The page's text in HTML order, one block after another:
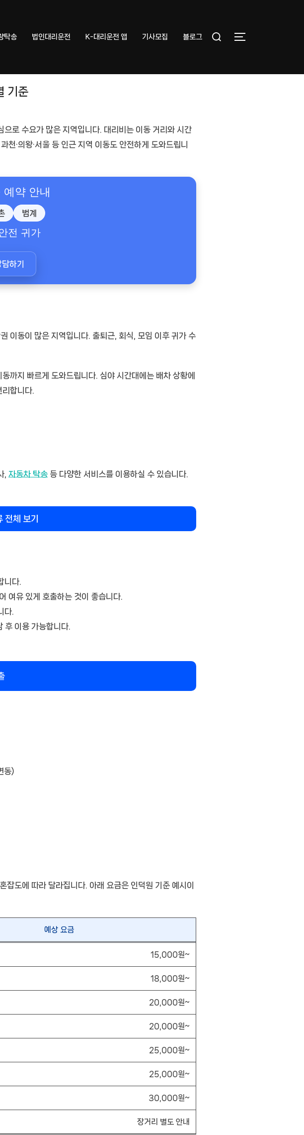
탁송 법인대리운전 K-대리운전 앱 기사모집 블로그
Search
TOGGLE
기준
으로 수요가 많은 지역입니다. 대리비는 이동 거리와 시간
·의왕·서울 등 인근 지역 이동도 안전하게 도와드립니
예약 안내
범계
전 귀가
하기
이동이 많은 지역입니다. 출퇴근, 회식, 모임 이후 귀가 수
까지 빠르게 도와드립니다. 심야 시간대에는 배차 상황에
합니다.
, 자동차 탁송 등 다양한 서비스를 이용하실 수 있습니다.
전체 보기
니다.
여유 있게 호출하는 것이 좋습니다.
다.
후 이용 가능합니다.
동)
잡도에 따라 달라집니다. 아래 요금은 인덕원 기준 예시 이
예상 요금
15,000원~
18,000원~
20,000원~
20,000원~
25,000원~
25,000원~
30,000원~
장거리 별도 안내